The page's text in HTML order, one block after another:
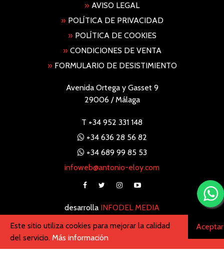
» AVISO LEGAL
» POLÍTICA DE PRIVACIDAD
» POLÍTICA DE COOKIES
» CONDICIONES DE VENTA
» FORMULARIO DE DESISTIMIENTO
Avenida Ortega y Gasset 9
29006 / Málaga
T +34 952 331 148
+34 636 28 56 82
+34 689 99 85 53
infoweb@antonio-eloy.com
desarrolla INFODEL MEDIA
Este sitio utiliza cookies para mejorar la calidad
del servicio. Más información
Aceptar